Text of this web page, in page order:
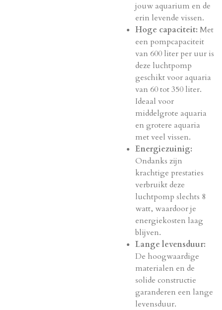
jouw aquarium en de
erin levende vissen.
Hoge capaciteit: Met
een pompcapaciteit
van 600 liter per uur is
deze luchtpomp
geschikt voor aquaria
van 60 tot 350 liter.
Ideaal voor
middelgrote aquaria
en grotere aquaria
met veel vissen.
Energiezuinig:
Ondanks zijn
krachtige prestaties
verbruikt deze
luchtpomp slechts 8
watt, waardoor je
energiekosten laag
blijven.
Lange levensduur:
De hoogwaardige
materialen en de
solide constructie
garanderen een lange
levensduur.